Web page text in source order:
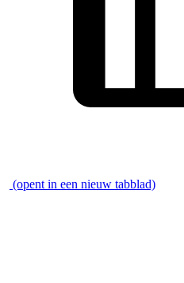
(opent in een nieuw tabblad)